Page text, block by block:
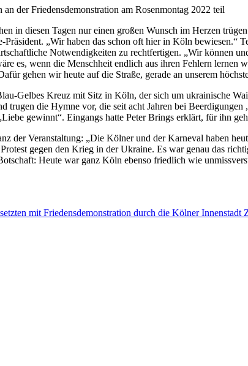
der Friedensdemonstration am Rosenmontag 2022 teil
in diesen Tagen nur einen großen Wunsch im Herzen
Präsident. „Wir haben das schon oft hier in Köln
Notwendigkeiten zu rechtfertigen. „Wir können
es, wenn die Menschheit endlich aus ihren Fehlern
gehen wir heute auf die Straße, gerade an unserem
Gelbes Kreuz mit Sitz in Köln, der sich um ukrainische
trugen die Hymne vor, die seit acht Jahren bei
gewinnt“. Eingangs hatte Peter Brings erklärt, für ihn
der Veranstaltung: „Die Kölner und der Karneval haben
gegen den Krieg in der Ukraine. Es war genau das
Heute war ganz Köln ebenso friedlich wie
mit Friedensdemonstration durch die Kölner